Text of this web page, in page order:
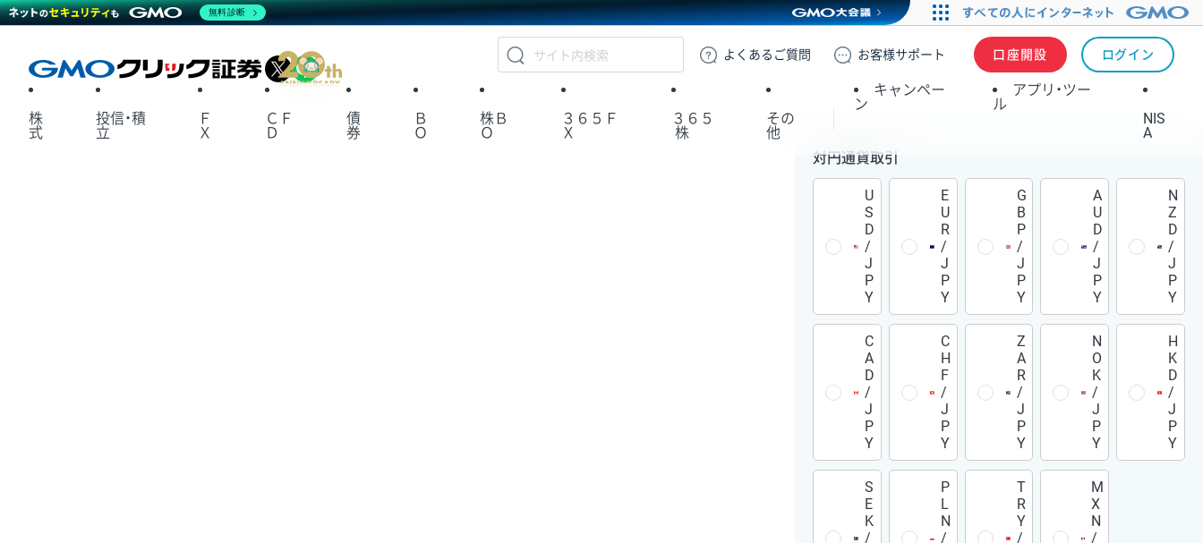
GMOクリック証券
よくある ご質問 お客様サポート 口座開設 ログイン
X
株
式
投信・積
立
Ｆ
Ｘ
ＣＦ
Ｄ
債
券
Ｂ
Ｏ
株Ｂ
Ｏ
３６５Ｆ
Ｘ
３６５
株
その
他
キャンペー
ン
アプリ・ツー
ル
NIS
A
対円通貨取引
U
S
D
/
J
P
Y
E
U
R
/
J
P
Y
G
B
P
/
J
P
Y
A
U
D
/
J
P
Y
N
Z
D
/
J
P
Y
C
A
D
/
J
P
Y
C
H
F
/
J
P
Y
Z
A
R
/
J
P
Y
N
O
K
/
J
P
Y
H
K
D
/
J
P
Y
S
E
K
/
P
L
N
/
T
R
Y
/
M
X
N
/
無料診断